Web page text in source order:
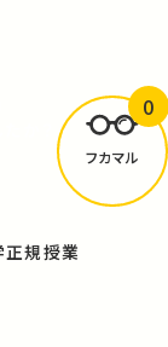
か？
フカマル
0
規授業